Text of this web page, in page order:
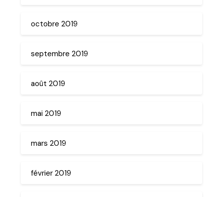
octobre 2019
septembre 2019
août 2019
mai 2019
mars 2019
février 2019